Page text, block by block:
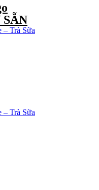
– Trà Sữa
– Trà Sữa